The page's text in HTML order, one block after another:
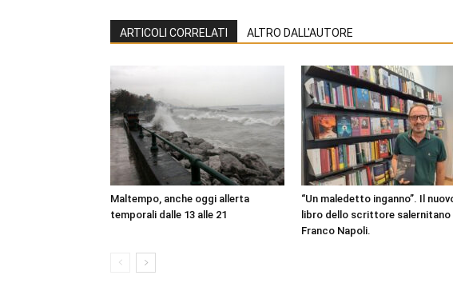
ARTICOLI CORRELATI ALTRO DALL'AUTORE
Maltempo, anche oggi allerta
temporali dalle 13 alle 21
“Un maledetto inganno”. Il
libro dello scrittore salernitano
Franco Napoli.